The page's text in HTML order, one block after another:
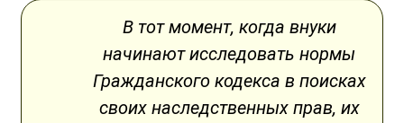
В тот момент, когда внуки
начинают исследовать нормы
Гражданского кодекса в поисках
своих наследственных прав, их